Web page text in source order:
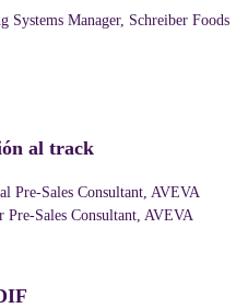
Systems Manager, Schreiber Foods
al track
Pre-Sales Consultant, AVEVA
Sales Consultant, AVEVA